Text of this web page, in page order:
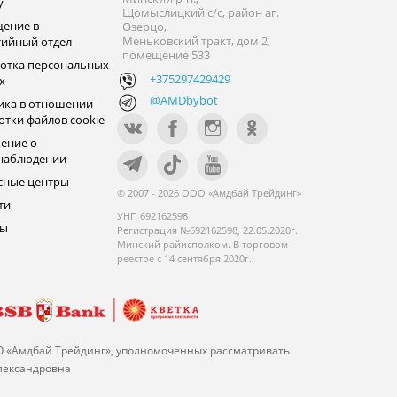
в
отдел
персональных
в отношении
файлов cookie
о
центры
Щомыслицкий с/с, район аг.
Озерцо,
Меньковский тракт, дом 2,
помещение 533
+375297429429
@AMDbybot
© 2007 - 2026 ООО «Амдбай Трейдинг»
УНП 692162598
Регистрация №692162598, 22.05.2020г.
Минский райисполком. В торговом
реестре с 14 сентября 2020г.
Трейдинг», уполномоченных рассматривать